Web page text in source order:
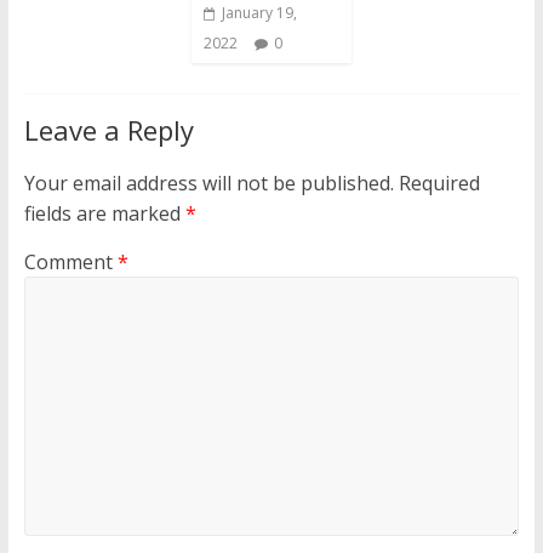
January 19,
2022
0
Leave a Reply
Your email address will not be published. Required
fields are marked *
Comment*